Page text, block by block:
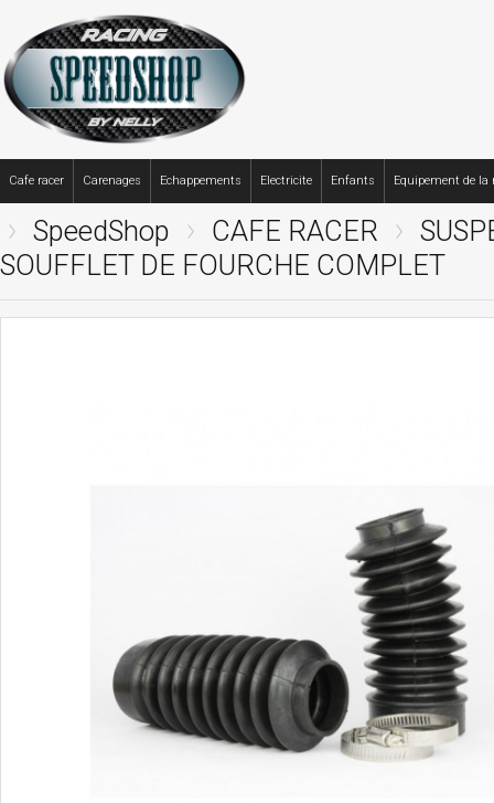
Cafe racer Carenages Echappements Electricite Enfants Equipement de la
SpeedShop CAFE RACER
SOUFFLET DE FOURCHE COMPLET